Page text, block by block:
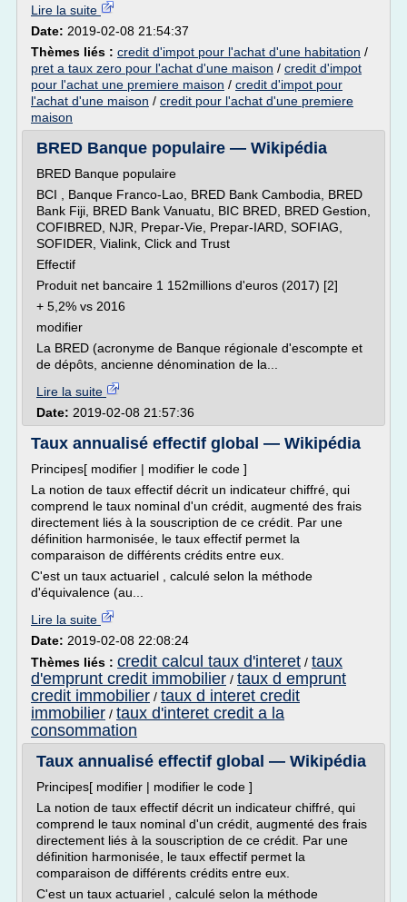
Lire la suite
Date: 2019-02-08 21:54:37
Thèmes liés : credit d'impot pour l'achat d'une habitation /
pret a taux zero pour l'achat d'une maison / credit d'impot
pour l'achat une premiere maison / credit d'impot pour
l'achat d'une maison / credit pour l'achat d'une premiere
maison
BRED Banque populaire — Wikipédia
BRED Banque populaire
BCI , Banque Franco-Lao, BRED Bank Cambodia, BRED
Bank Fiji, BRED Bank Vanuatu, BIC BRED, BRED Gestion,
COFIBRED, NJR, Prepar-Vie, Prepar-IARD, SOFIAG,
SOFIDER, Vialink, Click and Trust
Effectif
Produit net bancaire 1 152millions d'euros (2017) [2]
+ 5,2% vs 2016
modifier
La BRED (acronyme de Banque régionale d'escompte et
de dépôts, ancienne dénomination de la...
Lire la suite
Date: 2019-02-08 21:57:36
Taux annualisé effectif global — Wikipédia
Principes[ modifier | modifier le code ]
La notion de taux effectif décrit un indicateur chiffré, qui
comprend le taux nominal d'un crédit, augmenté des frais
directement liés à la souscription de ce crédit. Par une
définition harmonisée, le taux effectif permet la
comparaison de différents crédits entre eux.
C'est un taux actuariel , calculé selon la méthode
d'équivalence (au...
Lire la suite
Date: 2019-02-08 22:08:24
Thèmes liés : credit calcul taux d'interet / taux
d'emprunt credit immobilier / taux d emprunt
credit immobilier / taux d interet credit
immobilier / taux d'interet credit a la
consommation
Taux annualisé effectif global — Wikipédia
Principes[ modifier | modifier le code ]
La notion de taux effectif décrit un indicateur chiffré, qui
comprend le taux nominal d'un crédit, augmenté des frais
directement liés à la souscription de ce crédit. Par une
définition harmonisée, le taux effectif permet la
comparaison de différents crédits entre eux.
C'est un taux actuariel , calculé selon la méthode